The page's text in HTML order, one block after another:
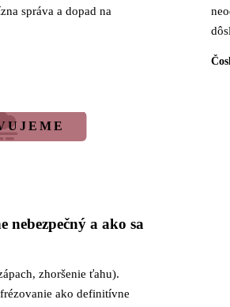
správa a dopad na
nebezpečný a ako sa
zhoršenie ťahu).
ako definitívne